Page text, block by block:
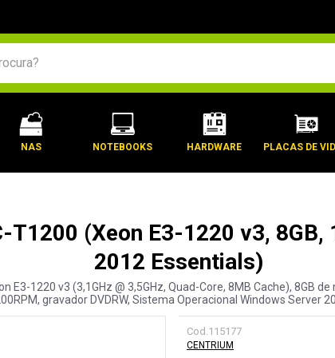
NAS NOTEBOOKS HARDWARE PLACAS DE
(Xeon E3-1220 v3, 8GB,
2012 Essentials)
1220 v3 (3,1GHz @ 3,5GHz, Quad-Core, 8MB Cache), 8GB
gravador DVDRW, Sistema Operacional Windows Server
Cod.115177
CENTRIUM